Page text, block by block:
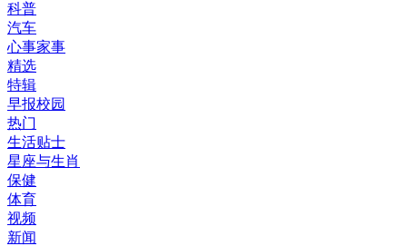
科普
汽车
心事家事
精选
特辑
早报校园
热门
生活贴士
星座与生肖
保健
体育
视频
新闻